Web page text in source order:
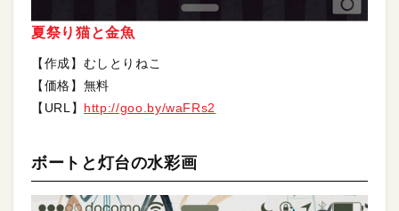
夏祭り猫と金魚
【作成】むしとりねこ
【価格】無料
【URL】 http://goo.by/waFRs2
ボートと灯台の水彩画